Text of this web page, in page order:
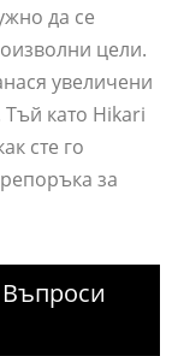
да се
цели.
увеличени
като Hikari
сте го
за